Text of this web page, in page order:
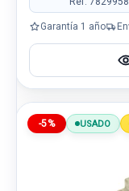
Garantía 1 año
-5% USADO